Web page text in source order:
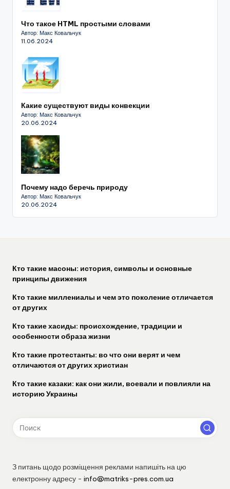
Что такое HTML простыми словами
Автор: Макс Ковальчук
11.06.2024
Какие существуют виды конвекции
Автор: Макс Ковальчук
20.06.2024
Почему надо беречь природу
Автор: Макс Ковальчук
20.06.2024
Кто такие масоны: история, символы и основные
принципы движения
Кто такие миллениалы и чем это поколение отличается
от других
Кто такие хасиды: происхождение, традиции и
особенности образа жизни
Кто такие протестанты: во что они верят и чем
отличаются от других христиан
Кто такие казаки: как они жили, воевали и повлияли на
историю Украины
З питань щодо розміщення реклами напишіть на цю
електронну адресу - info@matriks-pres.com.ua